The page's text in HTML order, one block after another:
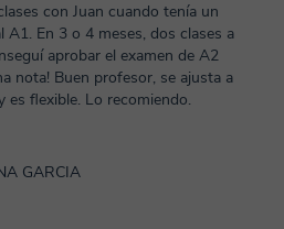
con Juan cuando tenía un
A1. En 3 o 4 meses, dos clases a
aprobar el examen de A2
nota! Buen profesor, se ajusta a
es flexible. Lo recomiendo.
GARCIA